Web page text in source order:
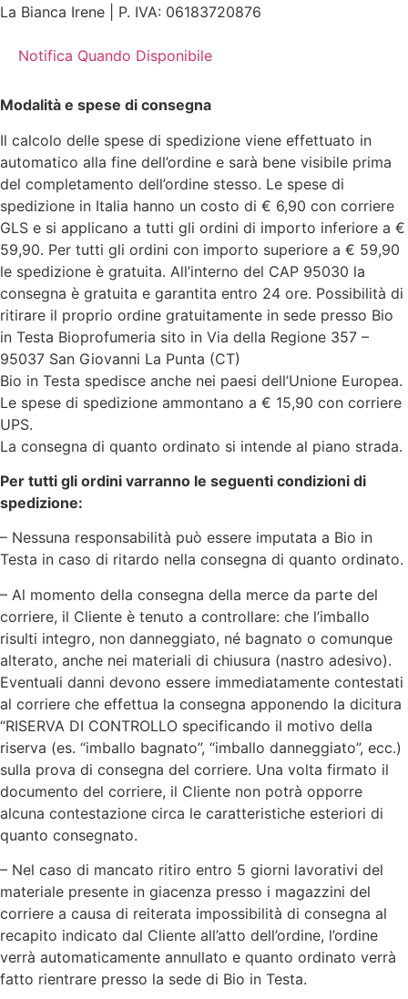
La Bianca Irene | P. IVA: 06183720876
Notifica Quando Disponibile
Modalità e spese di consegna
Il calcolo delle spese di spedizione viene effettuato in
automatico alla fine dell’ordine e sarà bene visibile prima
del completamento dell’ordine stesso. Le spese di
spedizione in Italia hanno un costo di € 6,90 con corriere
GLS e si applicano a tutti gli ordini di importo inferiore a €
59,90. Per tutti gli ordini con importo superiore a € 59,90
le spedizione è gratuita. All’interno del CAP 95030 la
consegna è gratuita e garantita entro 24 ore. Possibilità di
ritirare il proprio ordine gratuitamente in sede presso Bio
in Testa Bioprofumeria sito in Via della Regione 357 –
95037 San Giovanni La Punta (CT)
Bio in Testa spedisce anche nei paesi dell’Unione Europea.
Le spese di spedizione ammontano a € 15,90 con corriere
UPS.
La consegna di quanto ordinato si intende al piano strada.
Per tutti gli ordini varranno le seguenti condizioni di
spedizione:
– Nessuna responsabilità può essere imputata a Bio in
Testa in caso di ritardo nella consegna di quanto ordinato.
– Al momento della consegna della merce da parte del
corriere, il Cliente è tenuto a controllare: che l’imballo
risulti integro, non danneggiato, né bagnato o comunque
alterato, anche nei materiali di chiusura (nastro adesivo).
Eventuali danni devono essere immediatamente contestati
al corriere che effettua la consegna apponendo la dicitura
“RISERVA DI CONTROLLO specificando il motivo della
riserva (es. “imballo bagnato”, “imballo danneggiato”, ecc.)
sulla prova di consegna del corriere. Una volta firmato il
documento del corriere, il Cliente non potrà opporre
alcuna contestazione circa le caratteristiche esteriori di
quanto consegnato.
– Nel caso di mancato ritiro entro 5 giorni lavorativi del
materiale presente in giacenza presso i magazzini del
corriere a causa di reiterata impossibilità di consegna al
recapito indicato dal Cliente all’atto dell’ordine, l’ordine
verrà automaticamente annullato e quanto ordinato verrà
fatto rientrare presso la sede di Bio in Testa.